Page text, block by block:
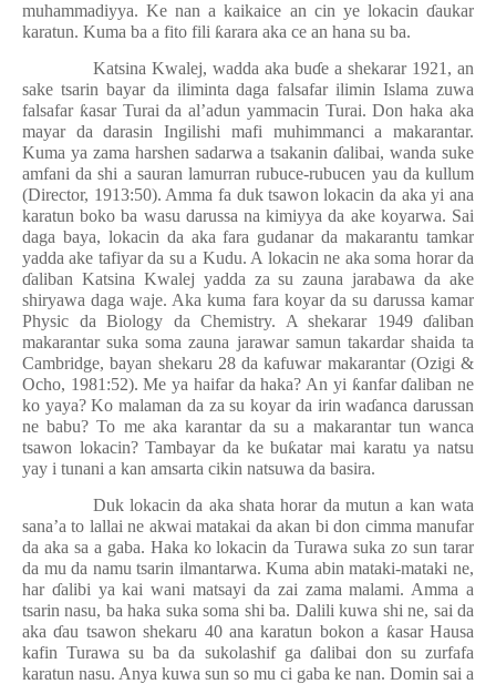
muhammadiyya. Ke nan a kaikaice an cin ye lokacin ɗaukar
karatun. Kuma ba a fito fili ƙarara aka ce an hana su ba.
Katsina Kwalej, wadda aka buɗe a shekarar 1921, an
sake tsarin bayar da iliminta daga falsafar ilimin Islama zuwa
falsafar ƙasar Turai da al’adun yammacin Turai. Don haka aka
mayar da darasin Ingilishi mafi muhimmanci a makarantar.
Kuma ya zama harshen sadarwa a tsakaninɗalibai, wanda suke
amfani da shi a sauran lamurran rubuce-rubucen yau da kullum
(Director, 1913:50). Amma fa duk tsawon lokacin da aka yi ana
karatun boko ba wasu darussa na kimiyya da ake koyarwa. Sai
daga baya, lokacin da aka fara gudanar da makarantu tamkar
yadda ake tafiyar da su a Kudu. A lokacin ne aka soma horar da
ɗaliban Katsina Kwalej yadda za su zauna jarabawa da ake
shiryawa daga waje. Aka kuma fara koyar da su darussa kamar
Physic da Biology da Chemistry. A shekarar 1949 ɗaliban
makarantar suka soma zauna jarawar samun takardar shaida ta
Cambridge, bayan shekaru 28 da kafuwar makarantar (Ozigi &
Ocho, 1981:52). Me ya haifar da haka? An yi ƙanfarɗaliban ne
ko yaya? Ko malaman da za su koyar da irin waɗanca darussan
ne babu? To me aka karantar da su a makarantar tun wanca
tsawon lokacin? Tambayar da ke buƙatar mai karatu ya natsu
yay i tunani a kan amsarta cikin natsuwa da basira.
Duk lokacin da aka shata horar da mutun a kan wata
sana’a to lallai ne akwai matakai da akan bi don cimma manufar
da aka sa a gaba. Haka ko lokacin da Turawa suka zo sun tarar
da mu da namu tsarin ilmantarwa. Kuma abin mataki-mataki ne,
har ɗalibi ya kai wani matsayi da zai zama malami. Amma a
tsarin nasu, ba haka suka soma shi ba. Dalili kuwa shi ne, sai da
akaɗau tsawon shekaru 40 ana karatun bokon a ƙasar Hausa
kafin Turawa su ba da sukolashif ga ɗalibai don su zurfafa
karatun nasu. Anya kuwa sun so mu ci gaba ke nan. Domin sai a